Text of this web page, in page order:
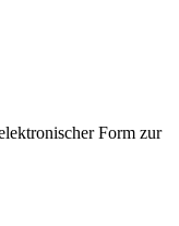
Form zur